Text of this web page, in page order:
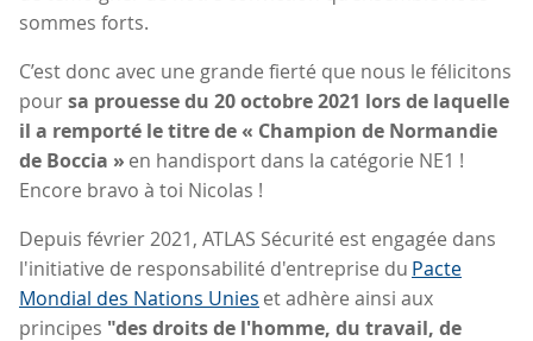
sommes forts.
C’est donc avec une grande fierté que nous le félicitons
poursa prouesse du 20 octobre 2021 lors de laquelle
il a remporté le titre de « Champion de Normandie
de Boccia » en handisport dans la catégorie NE1 !
Encore bravo à toi Nicolas !
Depuis février 2021, ATLAS Sécurité est engagée dans
l'initiative de responsabilité d'entreprise du Pacte
Mondial des Nations Unies et adhère ainsi aux
principes "des droits de l'homme, du travail, de